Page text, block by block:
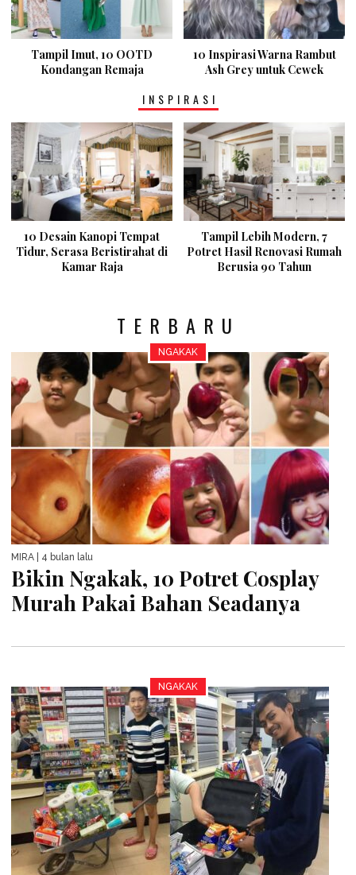
Tampil Imut, 10 OOTD
Kondangan Remaja
10 Inspirasi Warna Rambut
Ash Grey untuk Cewek
INSPIRASI
10 Desain Kanopi Tempat
Tidur, Serasa Beristirahat di
Kamar Raja
Tampil Lebih Modern, 7
Potret Hasil Renovasi Rumah
Berusia 90 Tahun
TERBARU
NGAKAK
MIRA | 4 bulan lalu
Bikin Ngakak, 10 Potret Cosplay
Murah Pakai Bahan Seadanya
NGAKAK